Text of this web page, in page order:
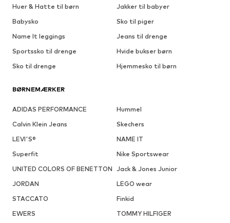
Huer & Hatte til børn
Jakker til babyer
Babysko
Sko til piger
Name It leggings
Jeans til drenge
Sportssko til drenge
Hvide bukser børn
Sko til drenge
Hjemmesko til børn
BØRNEMÆRKER
ADIDAS PERFORMANCE
Hummel
Calvin Klein Jeans
Skechers
LEVI'S®
NAME IT
Superfit
Nike Sportswear
UNITED COLORS OF BENETTON Jack & Jones Junior
JORDAN
LEGO wear
STACCATO
Finkid
EWERS
TOMMY HILFIGER